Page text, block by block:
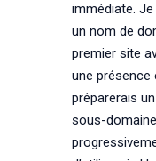
immédiate.
un nom de
premier site
une présence
préparerais
sous-